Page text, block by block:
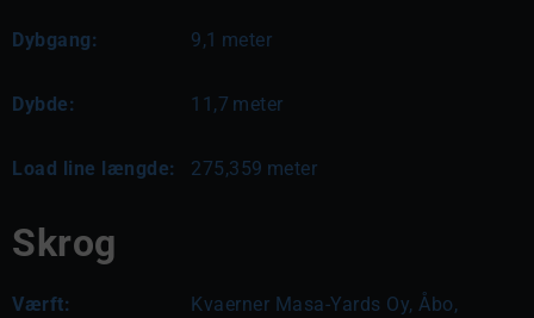
Dybgang: 9,1 meter
Dybde: 11,7 meter
Load line længde: 275,359 meter
Skrog
Værft:
Kvaerner Masa-Yards Oy, Åbo,